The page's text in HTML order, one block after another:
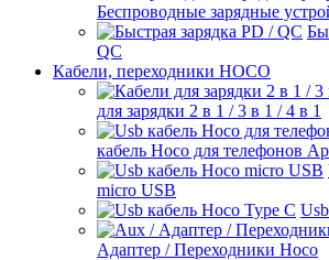
Беспроводные зарядные
QC
Кабели, переходники HOCO
для зарядки 2 в 1 / 3 в 1 / 4 в 1
кабель Hoco для телефонов
micro USB
Адаптер / Переходники Hoco